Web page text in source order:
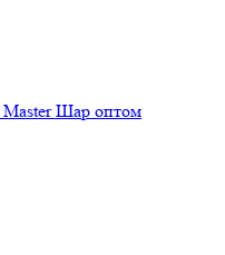
Шар оптом